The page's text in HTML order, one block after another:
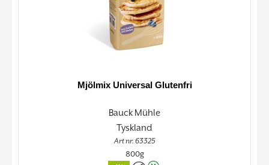
Mjölmix Universal Glutenfri
Bauck Mühle
Tyskland
Art nr. 63325
800g